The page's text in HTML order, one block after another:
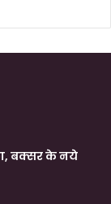
बक्सर के नये